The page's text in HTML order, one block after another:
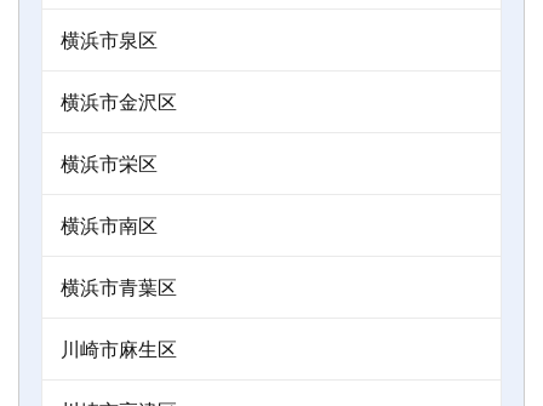
横浜市泉区
横浜市金沢区
横浜市栄区
横浜市南区
横浜市青葉区
川崎市麻生区